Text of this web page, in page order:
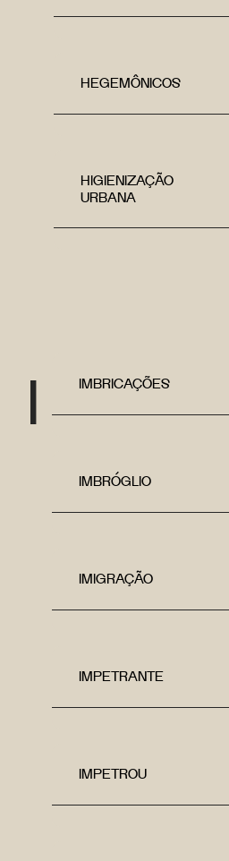
HEGEMÔNICOS
HIGIENIZAÇÃO
URBANA
I IMBRICAÇÕES
IMBRÓGLIO
IMIGRAÇÃO
IMPETRANTE
IMPETROU